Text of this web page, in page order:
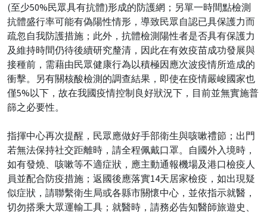
(至少50%民眾具有抗體)形成的防護網；另單一時間點檢測
抗體盛行率可能有偽陽性情形，導致民眾自認已具保護力而
疏忽自我防護措施；此外，抗體檢測陽性者是否具有保護力
及維持時間仍待後續研究釐清，因此在有效疫苗成功發展與
接種前，需藉由民眾健康行為以積極因應次波疫情所造成的
衝擊。另有關核酸檢測的調查結果，即使在疫情嚴峻國家也
僅5%以下，故在我國疫情控制良好狀況下，目前並無實施普
篩之必要性。
指揮中心再次提醒，民眾應做好手部衛生與咳嗽禮節；出門
若無法保持社交距離時，請全程佩戴口罩。自國外入境時，
如有發燒、咳嗽等不適症狀，應主動通報機場及港口檢疫人
員並配合防疫措施；返國後應落實14天居家檢疫，如出現疑
似症狀，請聯繫衛生局或各縣市關懷中心，並依指示就醫，
切勿搭乘大眾運輸工具；就醫時，請務必告知醫師旅遊史、